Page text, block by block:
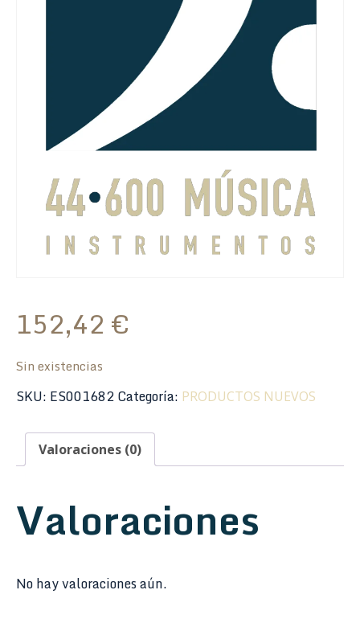
152,42 €
Sin existencias
SKU: ES001682Categoría: PRODUCTOS NUEVOS
Valoraciones (0)
Valoraciones
No hay valoraciones aún.